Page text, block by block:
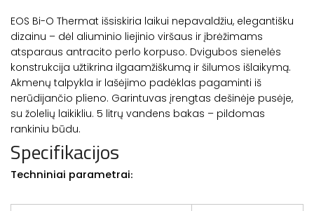
EOS Bi-O Thermat išsiskiria laikui nepavaldžiu, elegantišku
dizainu – dėl aliuminio liejinio viršaus ir įbrėžimams
atsparaus antracito perlo korpuso. Dvigubos sienelės
konstrukcija užtikrina ilgaamžiškumą ir šilumos išlaikymą.
Akmenų talpykla ir lašėjimo padėklas pagaminti iš
nerūdijančio plieno. Garintuvas įrengtas dešinėje pusėje,
su žolelių laikikliu. 5 litrų vandens bakas – pildomas
rankiniu būdu.
Specifikacijos
Techniniai parametrai: